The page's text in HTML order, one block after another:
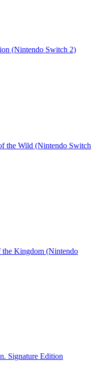
(Nintendo Switch 2)
the Wild (Nintendo Switch
the Kingdom (Nintendo
Signature Edition